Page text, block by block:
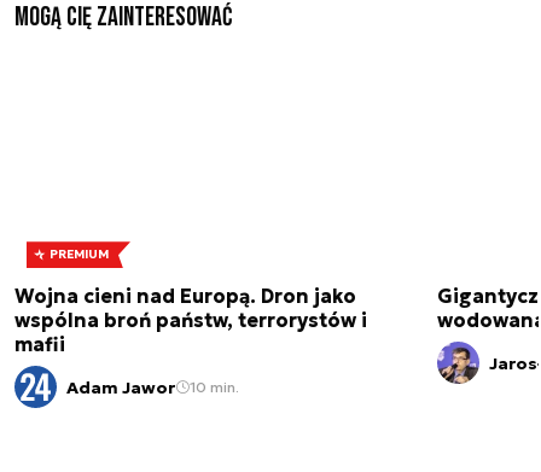
Mogą Cię zainteresować
PREMIUM
Wojna cieni nad Europą. Dron jako
wspólna broń państw, terrorystów i
mafii
Adam Jawor 10 min.